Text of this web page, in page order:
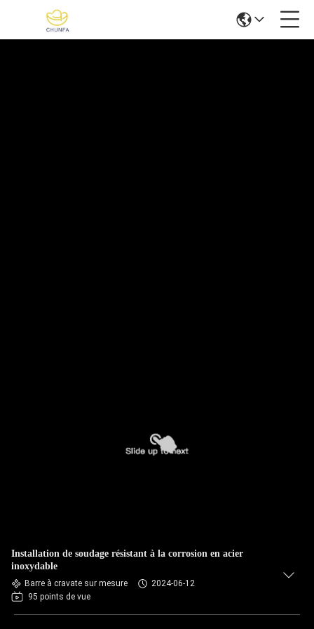
Installation de soudage résistant à la corrosion en acier
inoxydable
Barre à cravate sur mesure
2024-06-12
95 points de vue